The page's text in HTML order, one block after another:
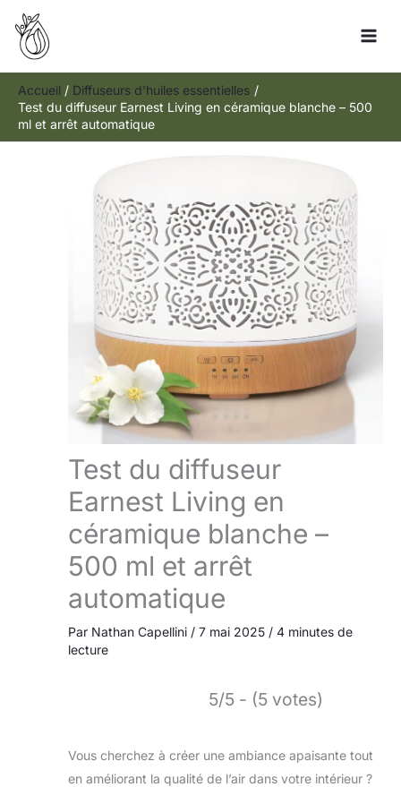
Aller
contenu
Accueil
Diffuseurs d'huiles essentielles
Test du diffuseur Earnest Living en céramique blanche – 500
ml et arrêt automatique
Test du diffuseur
Earnest Living en
céramique blanche –
500 ml et arrêt
automatique
Par Nathan Capellini / 7 mai 2025 / 4 minutes de
lecture
5/5 - (5 votes)
Vous cherchez à créer une ambiance apaisante tout
en améliorant la qualité de l’air dans votre intérieur ?
Rechercher